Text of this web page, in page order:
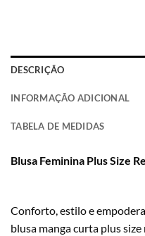
DESCRIÇÃO
INFORMAÇÃO ADICIONAL
TABELA DE MEDIDAS
Blusa Feminina Plus Size
Conforto, estilo e
blusa manga curta plus size